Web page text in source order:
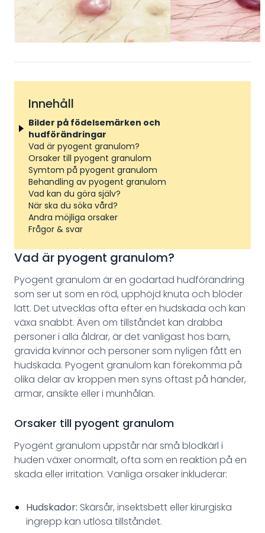
Innehåll
Bilder på födelsemärken och
hudförändringar
Vad är pyogent granulom?
Orsaker till pyogent granulom
Symtom på pyogent granulom
Behandling av pyogent granulom
Vad kan du göra själv?
När ska du söka vård?
Andra möjliga orsaker
Frågor & svar
Vad är pyogent granulom?
Pyogent granulom är en godartad hudförändring
som ser ut som en röd, upphöjd knuta och blöder
lätt. Det utvecklas ofta efter en hudskada och kan
växa snabbt. Även om tillståndet kan drabba
personer i alla åldrar, är det vanligast hos barn,
gravida kvinnor och personer som nyligen fått en
hudskada. Pyogent granulom kan förekomma på
olika delar av kroppen men syns oftast på händer,
armar, ansikte eller i munhålan.
Orsaker till pyogent granulom
Pyogent granulom uppstår när små blodkärl i
huden växer onormalt, ofta som en reaktion på en
skada eller irritation. Vanliga orsaker inkluderar:
Hudskador: Skärsår, insektsbett eller kirurgiska
ingrepp kan utlösa tillståndet.